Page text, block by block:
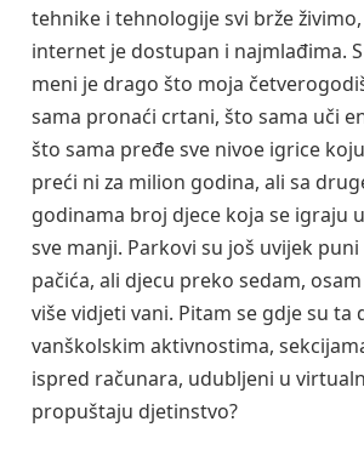
tehnike i tehnologije svi brže
internet je dostupan i najmlađima.
meni je drago što moja
sama pronaći crtani, što sama uči
što sama pređe sve nivoe igrice
preći ni za milion godina, ali sa
godinama broj djece koja se igraju
sve manji. Parkovi su još uvijek
pačića, ali djecu preko sedam,
više vidjeti vani. Pitam se gdje su ta
vanškolskim aktivnostima,
ispred računara, udubljeni u
propuštaju djetinstvo?